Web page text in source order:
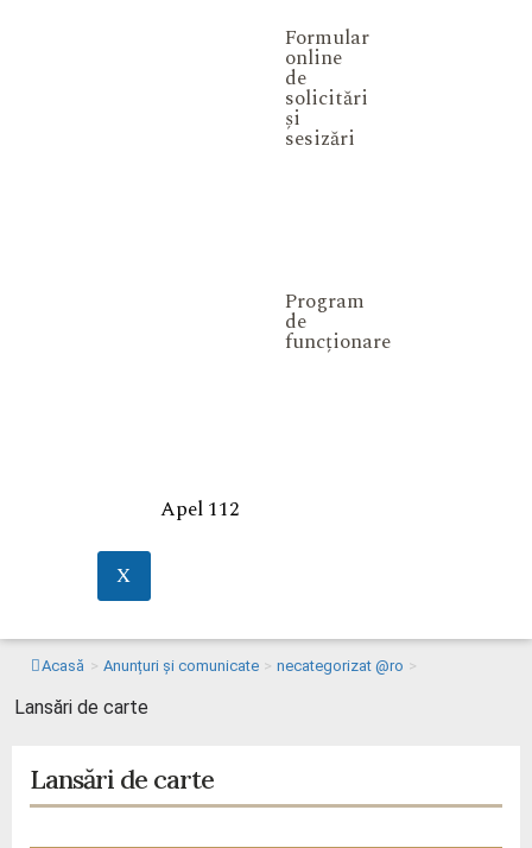
Formular
online
de
solicitări
și
sesizări
Program
de
funcționare
Apel 112
X
Acasă > Anunțuri și comunicate > necategorizat @ro >
Lansări de carte
Lansări de carte